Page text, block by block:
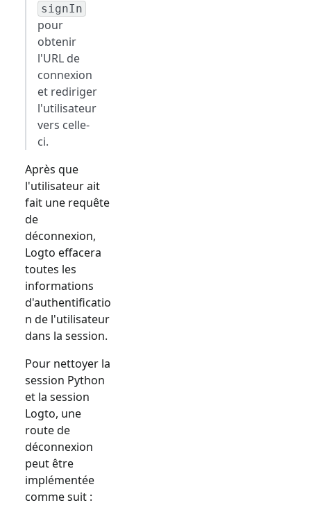
signIn
pour
obtenir
l'URL de
connexion
et rediriger
l'utilisateur
vers celle-
ci.
Après que
l'utilisateur ait
fait une requête
de
déconnexion,
Logto effacera
toutes les
informations
d'authentificatio
n de l'utilisateur
dans la session.
Pour nettoyer la
session Python
et la session
Logto, une
route de
déconnexion
peut être
implémentée
comme suit :